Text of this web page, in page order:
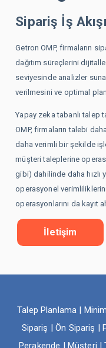
KPI
Tedarik
Sipariş İş
HAKKIMIZDA
Yönetim
MÜŞTERİLER
Sipariş İş
Getron OMP, firmaların
dağıtım süreçlerini
seviyesinde analizler
verilmesini ve optimal
Yapay zeka tabanlı talep
OMP, firmaların talebi
daha verimli bir şekilde
müşteri taleplerine
gibi) dahilinde daha hızlı
operasyonel
operasyonlarını da kayıt
İletişim
Talep Planlama |
Sipariş | Ön Sipariş |
Perakende | Müşteri |